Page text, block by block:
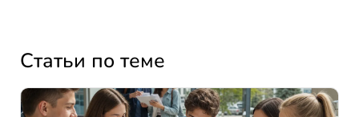
Статьи по теме